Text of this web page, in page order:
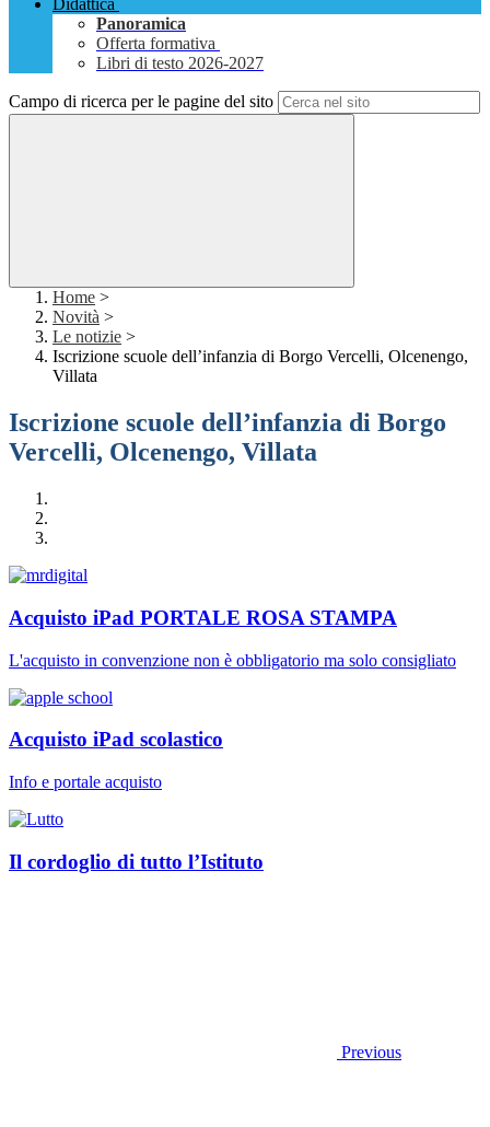
Didattica
Panoramica
Offerta formativa
Libri di testo 2026-2027
Campo di ricerca per le pagine del sito
Home >
Novità >
Le notizie >
Iscrizione scuole dell’infanzia di Borgo Vercelli, Olcenengo,
Villata
Iscrizione scuole dell’infanzia di Borgo
Vercelli, Olcenengo, Villata
Acquisto iPad PORTALE ROSA STAMPA
L'acquisto in convenzione non è obbligatorio ma solo consigliato
Acquisto iPad scolastico
Info e portale acquisto
Il cordoglio di tutto l’Istituto
Previous